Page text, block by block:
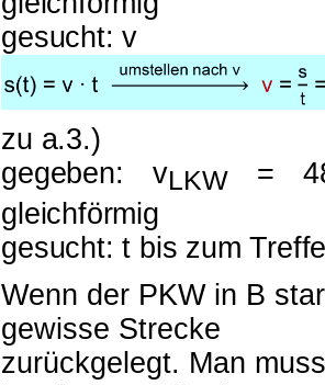
gesucht: v
zu a.3.)
gegeben:vLKW=
gleichförmig
gesucht: t bis zum
Wenn der PKW in B
gewisse Strecke
zurückgelegt. Man